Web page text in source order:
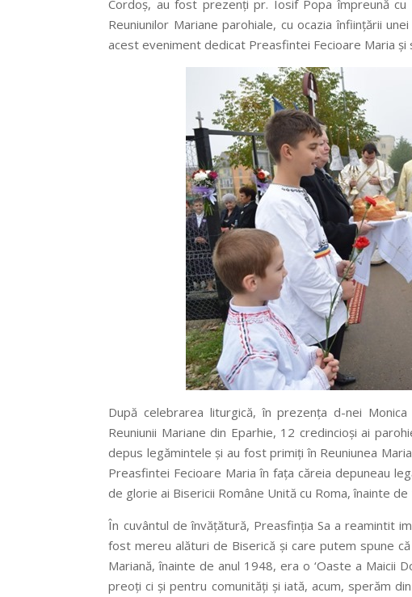
Cordoș, au fost prezenți pr. Iosif Popa împreună cu
Reuniunilor Mariane parohiale, cu ocazia înființării
acest eveniment dedicat Preasfintei Fecioare Maria și
După celebrarea liturgică, în prezența d-nei
Reuniunii Mariane din Eparhie, 12 credincioși ai
depus legămintele și au fost primiți în Reuniunea
Preasfintei Fecioare Maria în fața căreia depuneau
de glorie ai Bisericii Române Unită cu Roma, înainte de
În cuvântul de învățătură, Preasfinția Sa a reamintit
fost mereu alături de Biserică și care putem spune
Mariană, înainte de anul 1948, era o ‘Oaste a Maicii
preoți ci și pentru comunități și iată, acum, sperăm